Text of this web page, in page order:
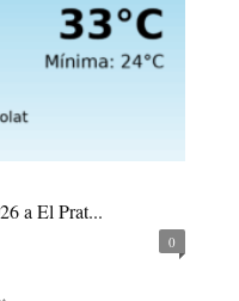
a El Prat...
0